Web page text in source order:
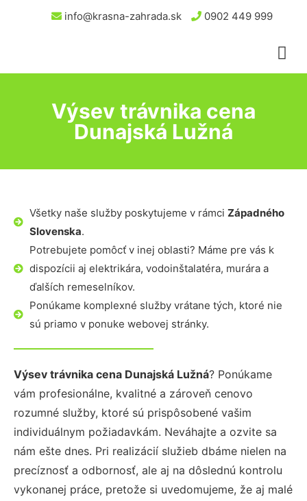
info@krasna-zahrada.sk 0902 449 999
Výsev trávnika cena
Dunajská Lužná
Všetky naše služby poskytujeme v rámci Západného
Slovenska.
Potrebujete pomôcť v inej oblasti? Máme pre vás k
dispozícii aj elektrikára, vodoinštalatéra, murára a
ďalších remeselníkov.
Ponúkame komplexné služby vrátane tých, ktoré nie
sú priamo v ponuke webovej stránky.
Výsev trávnika cena Dunajská Lužná? Ponúkame
vám profesionálne, kvalitné a zároveň cenovo
rozumné služby, ktoré sú prispôsobené vašim
individuálnym požiadavkám. Neváhajte a ozvite sa
nám ešte dnes. Pri realizácií služieb dbáme nielen na
precíznosť a odbornosť, ale aj na dôslednú kontrolu
vykonanej práce, pretože si uvedomujeme, že aj malé